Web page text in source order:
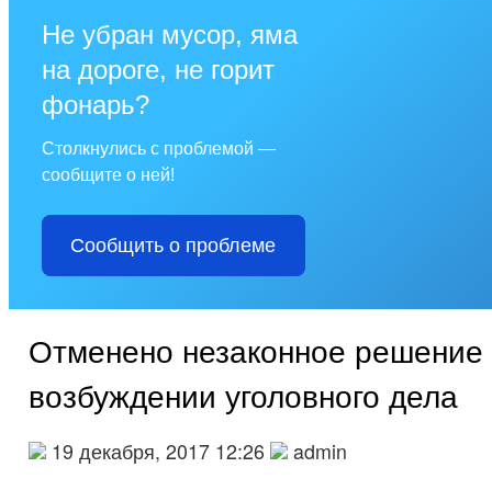
Не убран мусор, яма
на дороге, не горит
фонарь?
Столкнулись с проблемой —
сообщите о ней!
Сообщить о проблеме
Отменено незаконное решение
возбуждении уголовного дела
19 декабря, 2017 12:26 admin